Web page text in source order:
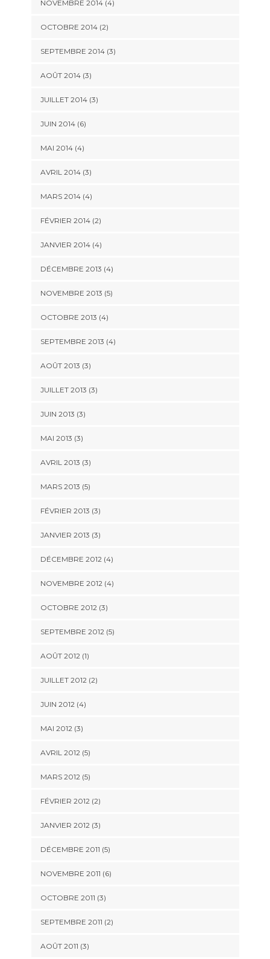
NOVEMBRE 2014(4)
OCTOBRE 2014(2)
SEPTEMBRE 2014(3)
AOÛT 2014(3)
JUILLET 2014(3)
JUIN 2014(6)
MAI 2014(4)
AVRIL 2014(3)
MARS 2014(4)
FÉVRIER 2014(2)
JANVIER 2014(4)
DÉCEMBRE 2013 (4)
NOVEMBRE 2013 (5)
OCTOBRE 2013 (4)
SEPTEMBRE 2013 (4)
AOÛT 2013 (3)
JUILLET 2013 (3)
JUIN 2013 (3)
MAI 2013 (3)
AVRIL 2013 (3)
MARS 2013 (5)
FÉVRIER 2013 (3)
JANVIER 2013 (3)
DÉCEMBRE 2012(4)
NOVEMBRE 2012(4)
OCTOBRE 2012(3)
SEPTEMBRE 2012(5)
AOÛT 2012(1)
JUILLET 2012(2)
JUIN 2012(4)
MAI 2012(3)
AVRIL 2012(5)
MARS 2012(5)
FÉVRIER 2012(2)
JANVIER 2012(3)
DÉCEMBRE 2011 (5)
NOVEMBRE 2011 (6)
OCTOBRE 2011 (3)
SEPTEMBRE 2011 (2)
AOÛT 2011 (3)